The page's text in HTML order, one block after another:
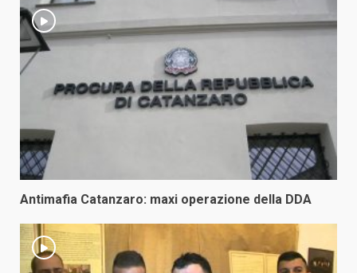
Antimafia Catanzaro: maxi operazione della DDA